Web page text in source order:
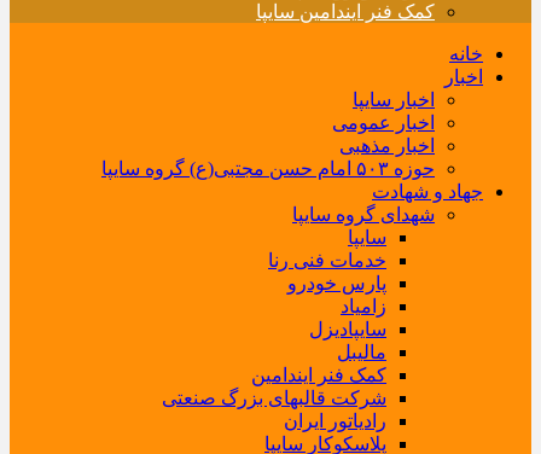
کمک فنر ایندامین سایپا
خانه
اخبار
اخبار سایپا
اخبار عمومی
اخبار مذهبی
حوزه ۵۰۳ امام حسن مجتبی(ع) گروه سایپا
جهاد و شهادت
شهدای گروه سایپا
سایپا
خدمات فنی رنا
پارس خودرو
زامیاد
سایپادیزل
مالیبل
کمک فنر ایندامین
شرکت قالبهای بزرگ صنعتی
رادیاتور ایران
پلاسکوکار سایپا